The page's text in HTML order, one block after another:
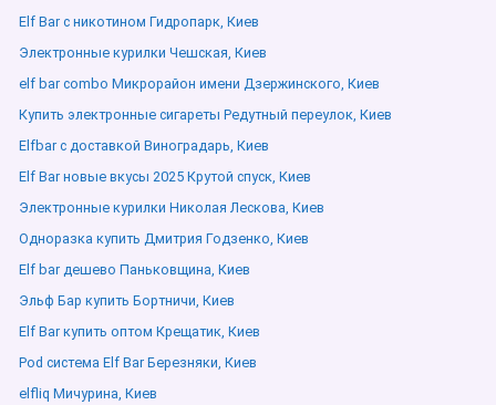
Elf Bar с никотином Гидропарк, Киев
Электронные курилки Чешская, Киев
elf bar combo Микрорайон имени Дзержинского, Киев
Купить электронные сигареты Редутный переулок, Киев
Elfbar с доставкой Виноградарь, Киев
Elf Bar новые вкусы 2025 Крутой спуск, Киев
Электронные курилки Николая Лескова, Киев
Одноразка купить Дмитрия Годзенко, Киев
Elf bar дешево Паньковщина, Киев
Эльф Бар купить Бортничи, Киев
Elf Bar купить оптом Крещатик, Киев
Pod система Elf Bar Березняки, Киев
elfliq Мичурина, Киев